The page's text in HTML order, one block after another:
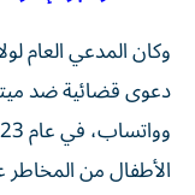
وكان المدعي العام
دعوى قضائية ضد
الأطفال من المخاطر